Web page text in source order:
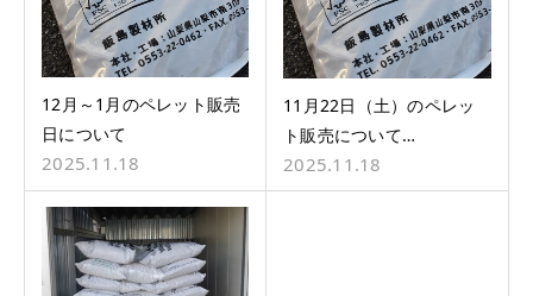
12月～1月のペレット販売
日について
2025.11.18
11月22日（土）のペレッ
ト販売について…
2025.11.18